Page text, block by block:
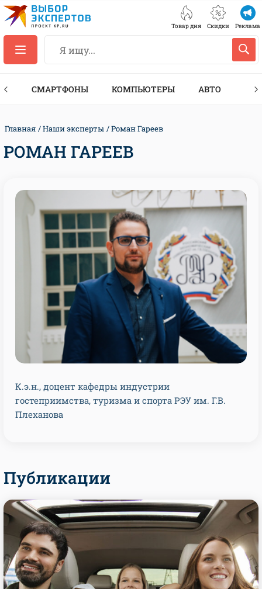
Товар дня Скидки Реклама
СМАРТФОНЫ КОМПЬЮТЕРЫ АВТО
Главная Наши эксперты Роман Гареев
РОМАН ГАРЕЕВ
К.э.н., доцент кафедры индустрии
гостеприимства, туризма и спорта РЭУ им. Г.В.
Плеханова
Публикации